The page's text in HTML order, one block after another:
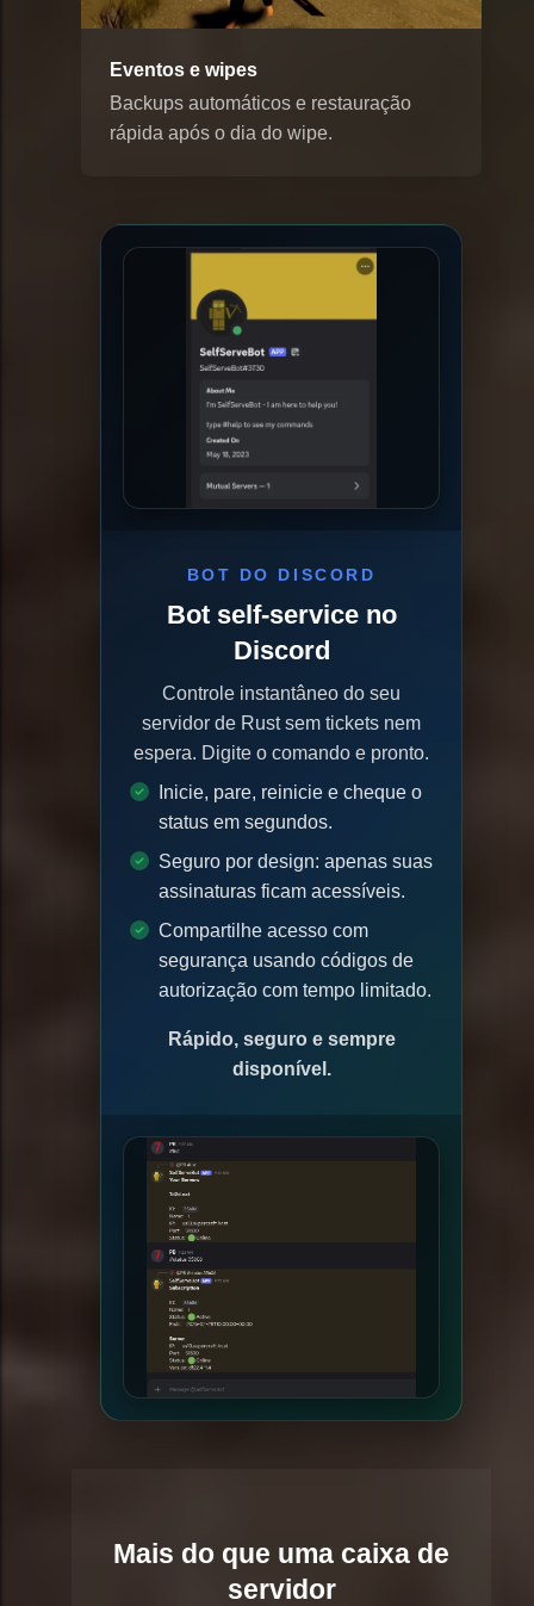
Eventos e wipes
Backups automáticos e restauração
rápida após o dia do wipe.
BOT DO DISCORD
Bot self-service no
Discord
Controle instantâneo do seu
servidor de Rust sem tickets nem
espera. Digite o comando e pronto.
Inicie, pare, reinicie e cheque o
status em segundos.
Seguro por design: apenas suas
assinaturas ficam acessíveis.
Compartilhe acesso com
segurança usando códigos de
autorização com tempo limitado.
Rápido, seguro e sempre
disponível.
Mais do que uma caixa de
servidor